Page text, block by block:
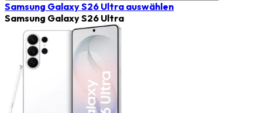
Samsung Galaxy S26 Ultra auswählen
Samsung Galaxy S26 Ultra